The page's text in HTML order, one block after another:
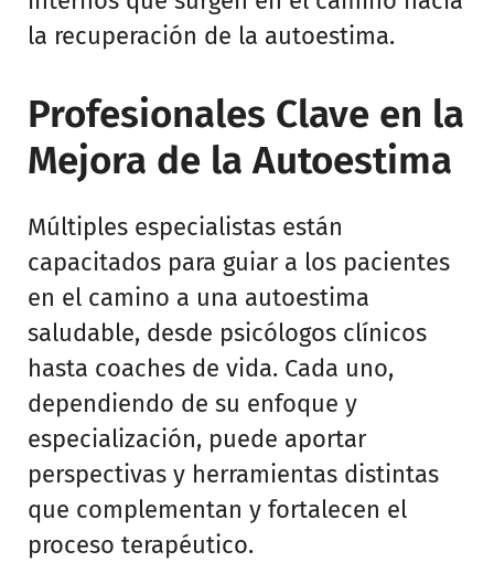
la recuperación de la autoestima.
Profesionales Clave en la
Mejora de la Autoestima
Múltiples especialistas están
capacitados para guiar a los pacientes
en el camino a una autoestima
saludable, desde psicólogos clínicos
hasta coaches de vida. Cada uno,
dependiendo de su enfoque y
especialización, puede aportar
perspectivas y herramientas distintas
que complementan y fortalecen el
proceso terapéutico.